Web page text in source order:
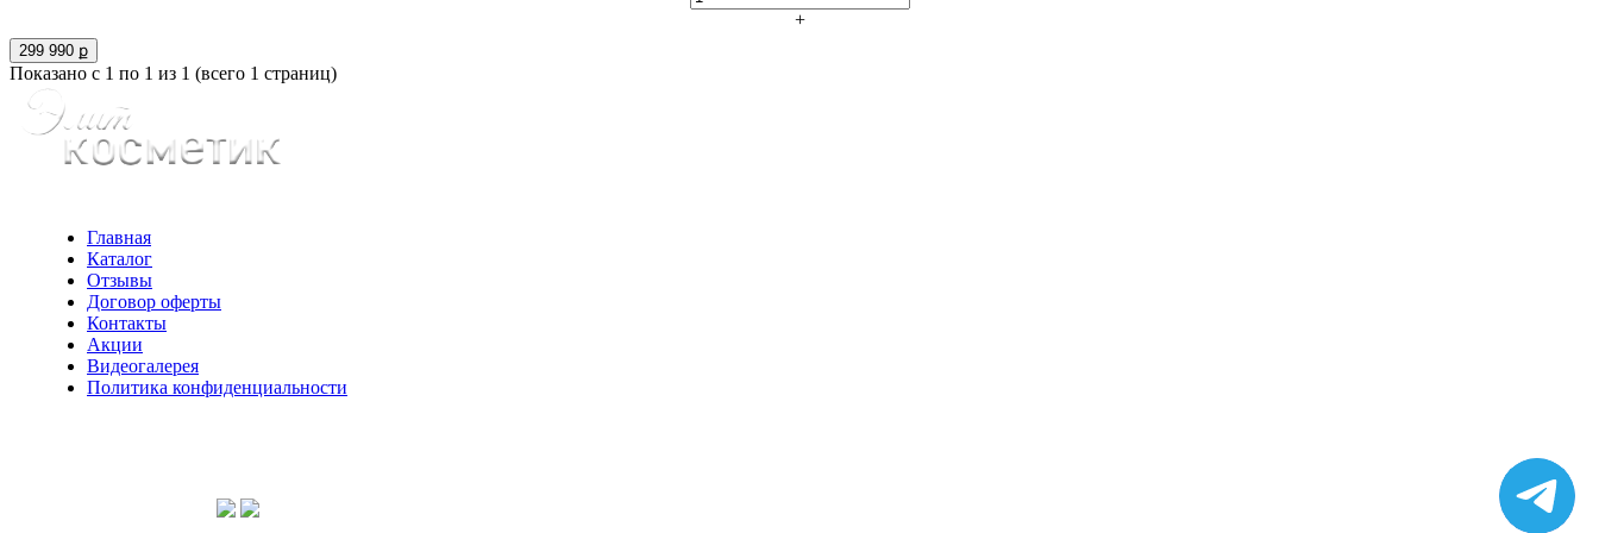
+
299 990 ք
Показано с 1 по 1 из 1 (всего 1 страниц)
Главная
Каталог
Отзывы
Договор оферты
Контакты
Акции
Видеогалерея
Политика конфиденциальности